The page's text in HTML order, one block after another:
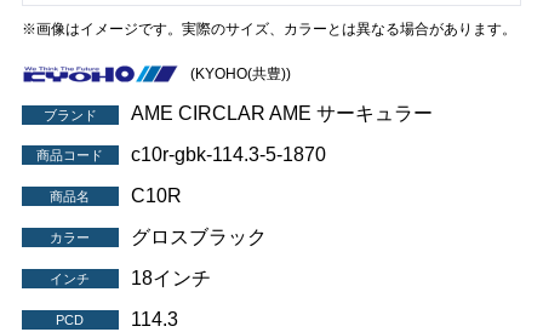
※画像はイメージです。実際のサイズ、カラーとは異なる場合があります。
(KYOHO(共豊))
ブランド AME CIRCLAR AME サーキュラー
商品コード c10r-gbk-114.3-5-1870
商品名 C10R
カラー グロスブラック
インチ 18インチ
PCD 114.3